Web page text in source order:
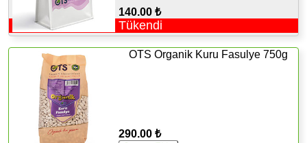
140.00 ₺
Tükendi
OTS Organik Kuru Fasulye 750g
290.00 ₺